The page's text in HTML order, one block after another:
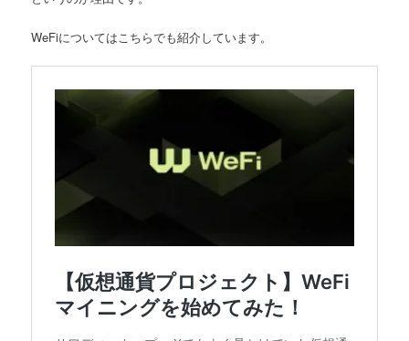
WeFiについてはこちらでも紹介しています。